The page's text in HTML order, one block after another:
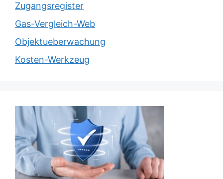
Zugangsregister
Gas-Vergleich-Web
Objektueberwachung
Kosten-Werkzeug